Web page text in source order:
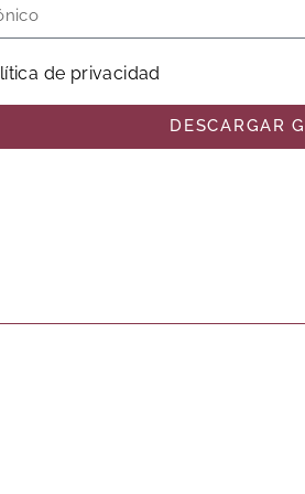
de privacidad
DESCARGAR